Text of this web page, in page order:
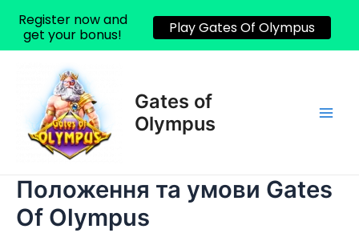
Gates of
Olympus
Положення та умови Gates
Of Olympus
Register now and
get your bonus!
Play Gates Of Olympus